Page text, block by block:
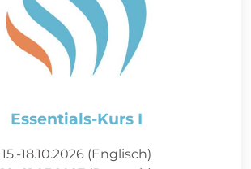
Essentials-Kurs I
15.-18.10.2026 (Englisch)